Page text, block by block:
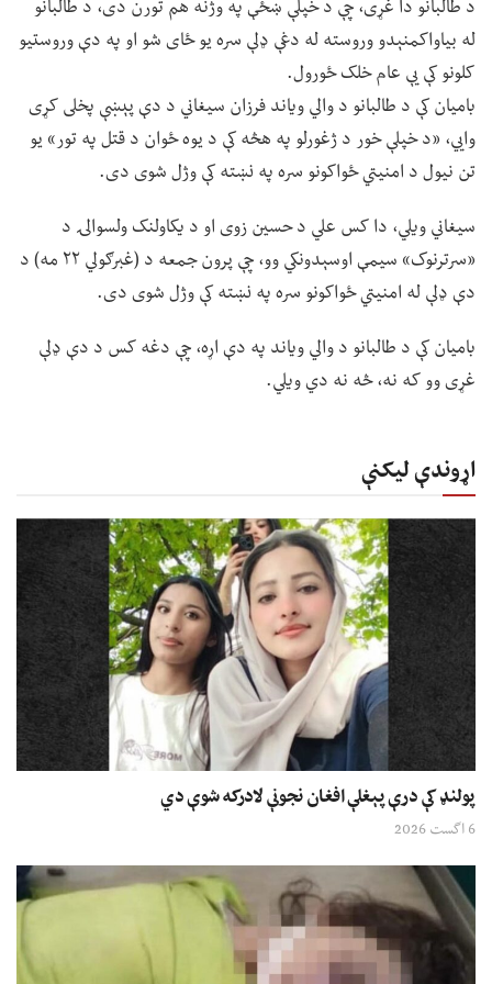
د طالبانو دا غړی، چې د خپلې ښځې په وژنه هم تورن دی، د طالبانو
له بیاواکمنېدو وروسته له دغې ډلې سره یو ځای شو او په دې وروستیو
کلونو کې یې عام خلک ځورول.
بامیان کې د طالبانو د والي ویاند فرزان سیغاني د دې پېښې پخلی کړی
وايي، «د خپلې خور د ژغورلو په هڅه کې د یوه ځوان د قتل په تور» یو
تن نیول د امنیتي ځواکونو سره په نښته کې وژل شوی دی.
سیغاني ویلي، دا کس علي د حسین زوی او د یکاولنک ولسوالۍ د
«سرترنوک» سیمې اوسېدونکي وو، چې پرون جمعه د (غبرګولي ۲۲ مه) د
دې ډلې له امنیتي ځواکونو سره په نښته کې وژل شوی دی.
بامیان کې د طالبانو د والي ویاند په دې اړه، چې دغه کس د دې ډلې
غړی وو که نه، څه نه دي ویلي.
اړوندې لیکنې
پولنډ کې درې پېغلې افغان نجونې لادرکه شوې دي
6 اگست 2026